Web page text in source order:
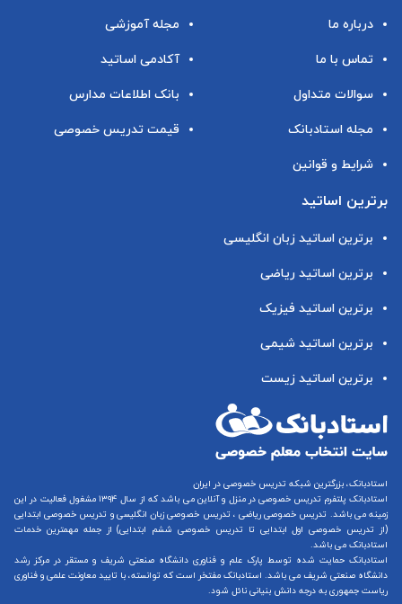
درباره ما
تماس با ما
سوالات متداول
مجله استادبانک
شرایط و قوانین
مجله آموزشی
آکادمی اساتید
بانک اطلاعات مدارس
قیمت تدریس خصوصی
برترین اساتید
برترین اساتید زبان انگلیسی
برترین اساتید ریاضی
برترین اساتید فیزیک
برترین اساتید شیمی
برترین اساتید زیست
استادبانک، بزرگترین شبکه تدریس خصوصی در ایران
استادبانک پلتفرم تدریس خصوصی در منزل و آنلاین
می باشد که از سال ۱۳۹۴ مشغول فعالیت در این
زمینه می باشد. تدریس خصوصی ریاضی ، تدریس خصوصی زبان انگلیسیو تدریس خصوصی ابتدایی
(از تدریس خصوصی اول ابتدایی تا تدریس خصوصی ششم ابتدایی) از جمله مهمترین خدمات
استادبانک می باشد.
استادبانک حمایت شده توسط پارک علم و فناوری دانشگاه صنعتی شریف و مستقر در مرکز رشد
دانشگاه صنعتی شریف می باشد. استادبانک مفتخر است که توانسته، با تایید معاونت علمی و فناوری
ریاست جمهوری به درجه دانش بنیانی نائل شود.